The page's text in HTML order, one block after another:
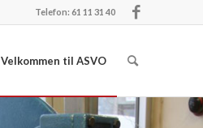
Telefon: 61 11 31 40
Velkommen til ASVO